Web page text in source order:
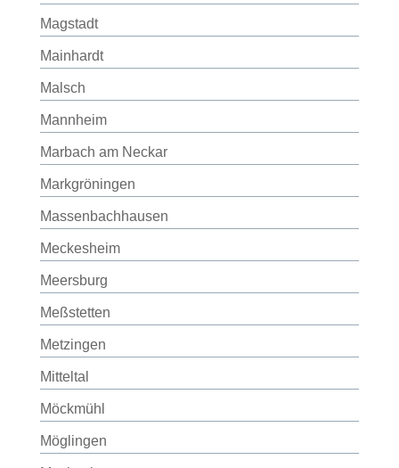
Magstadt
Mainhardt
Malsch
Mannheim
Marbach am Neckar
Markgröningen
Massenbachhausen
Meckesheim
Meersburg
Meßstetten
Metzingen
Mitteltal
Möckmühl
Möglingen